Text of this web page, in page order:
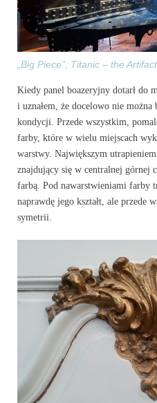
„Big Piece”, Titanic – the
Kiedy panel boazeryjny dotarł do
i uznałem, że docelowo nie można
kondycji. Przede wszystkim,
farby, które w wielu miejscach
warstwy. Największym
znajdujący się w centralnej górnej
farbą. Pod nawarstwieniami farby
naprawdę jego kształt, ale przede
symetrii.